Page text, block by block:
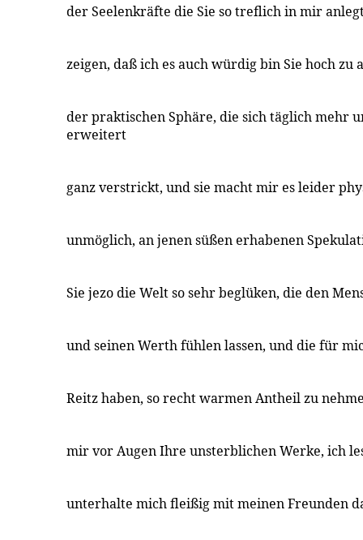
der Seelenkräfte die Sie so treflich in mir
zeigen, daß ich es auch würdig bin Sie hoch zu
der praktischen Sphäre, die sich täglich mehr
erweitert
ganz verstrickt, und sie macht mir es leider
unmöglich, an jenen süßen erhabenen
Sie jezo die Welt so sehr beglüken, die den
und seinen Werth fühlen lassen, und die für
Reitz haben, so recht warmen Antheil zu
mir vor Augen Ihre unsterblichen Werke, ich
unterhalte mich fleißig mit meinen Freunden